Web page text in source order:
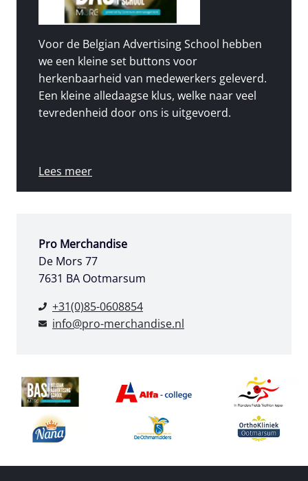
Voor de Belgian Advertising School hebben
we een kleine set buttons voor
herkenbaarheid van medewerkers geleverd.
Een kleine alledaagse klus, welke naar veel
tevredenheid door ons is uitgevoerd.
Lees meer
Pro Merchandise
De Mors 77
7631 BA Ootmarsum
+31(0)85-0608854
info@pro-merchandise.nl